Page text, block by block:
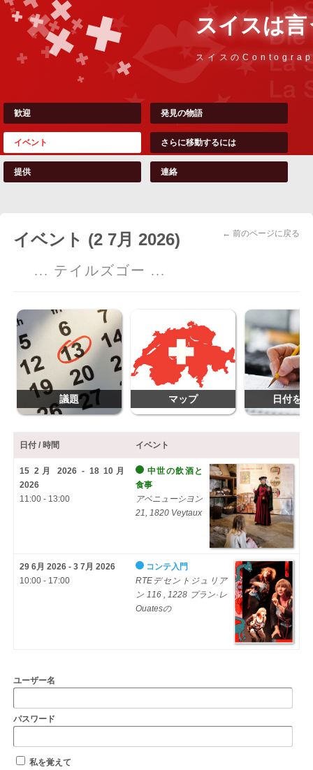
スイスは言
スイスの
歓迎 発見の物語
イベント さらに移動するには
提供 連絡
← 前のページに戻る
イベント (2 7月 2026)
... テイルズゴー ...
議題 マップ 日付を
日付 / 時間 イベント
15 2月 2026 - 18 10月
2026
11:00 - 13:00
中世の飲酒と
食事
アベニューシヨン
21, 1820 Veytaux
29 6月 2026 - 3 7月 2026
10:00 - 17:00
コンテ入門
RTEデセントジュリア
ン 116 , 1228 プラン·レ
Ouatesの
ユーザー名
パスワード
私を覚えて